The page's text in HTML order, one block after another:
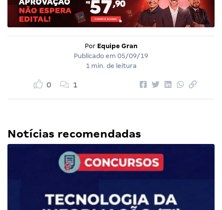
Por Equipe Gran
Publicado em 05/09/19
1 min. de leitura
0 1
Notícias recomendadas